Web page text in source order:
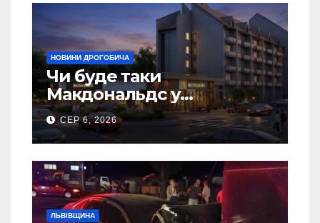
НОВИНИ ДРОГОБИЧА
Чи буде таки
Макдональдс у
Дрогобичі? (Фото)
СЕР 6, 2026
ЛЬВІВЩИНА